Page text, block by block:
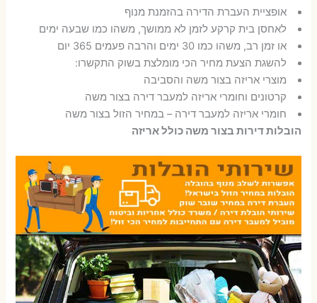
אופציית העברת הדירה בהזמנת מנוף
לאחסן בית קרקע לזמן לא ממושך, משהו כמו שבעה ימים
או זמן רב, משהו כמו 30 ימים והרבה פעמים 365 יום
להשגת הצעת מחיר הכי מומלצת בשוק התקשרו:
מוצרי אריזה בצור משה והסביבה
קרטונים וחומרי אריזה למעבר דירה בצור משה
חומרי אריזה למעבר דירה – במחיר הזול בצור משה
הובלות דירות בצור משה כולל אריזה